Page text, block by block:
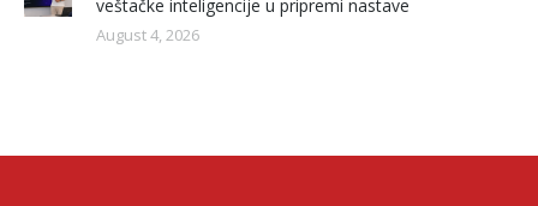
veštačke inteligencije u pripremi nastave
August 4, 2026